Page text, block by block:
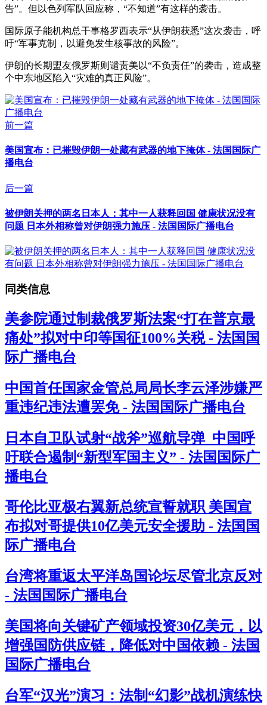
告”。但以色列军队回应称，“不知道”有这样的袭击。
国际原子能机构总干事格罗西表示“从伊朗获悉”这次袭击，呼
吁“军事克制，以避免发生核事故的风险”。
伊朗的长期盟友俄罗斯则谴责美以“不负责任”的袭击，造成整
个中东地区陷入“灾难的真正风险”。
前一篇
美国宣布：已摧毁伊朗一处藏有武器的地下掩体 - 法国国际广
播电台
后一篇
被伊朗关押的两名日本人：其中一人获释回国 健康状况没有
问题 日本外相称曾对伊朗强力施压 - 法国国际广播电台
同类信息
美参院通过制裁俄罗斯法案“打在普京最
痛处”拟对中印等国征100%关税 - 法国国
际广播电台
中国首任国家金管总局局长李云泽涉嫌严
重违纪违法遭罢免 - 法国国际广播电台
日本自卫队试射“战斧”巡航导弹 中国呼
吁联合遏制“新型军国主义” - 法国国际广
播电台
哥伦比亚极右翼新总统宣誓就职 美国宣
布拟对哥提供10亿美元安全援助 - 法国国
际广播电台
台湾将重返太平洋岛国论坛尽管北京反对
- 法国国际广播电台
美国将向关键矿产领域投资30亿美元，以
增强国防供应链，降低对中国依赖 - 法国
国际广播电台
台军“汉光”演习：法制“幻影”战机演练快